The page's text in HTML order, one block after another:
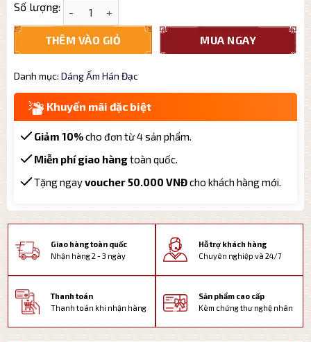
Số lượng:
THÊM VÀO GIỎ MUA NGAY
Danh mục: Dáng Ấm Hán Đạc
Khuyến mãi đặc biệt
Giảm 10%cho đơn từ 4 sản phẩm.
Miễn phí giao hàngtoàn quốc.
Tặng ngayvoucher 50.000 VNĐcho khách hàng mới.
Giao hàng toàn quốc
Nhận hàng 2 - 3 ngày
Hỗ trợ khách hàng
Chuyên nghiệp và 24/7
Thanh toán
Thanh toán khi nhận hàng
Sản phẩm cao cấp
Kèm chứng thư nghệ nhân